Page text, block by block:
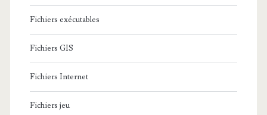
Fichiers exécutables
Fichiers GIS
Fichiers Internet
Fichiers jeu